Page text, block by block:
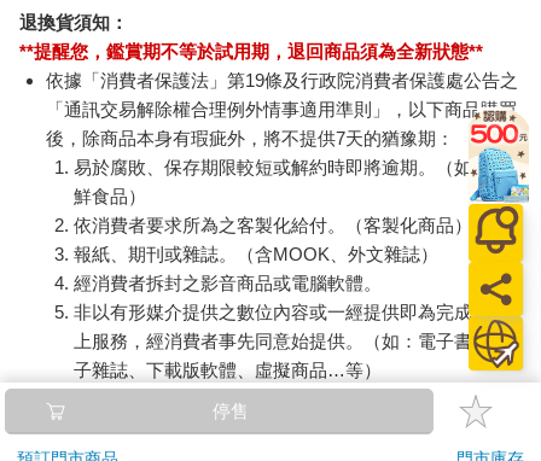
退換貨須知：
**提醒您，鑑賞期不等於試用期，退回商品須為全新狀態**
依據「消費者保護法」第19條及行政院消費者保護處公告之
「通訊交易解除權合理例外情事適用準則」，以下商品購買
後，除商品本身有瑕疵外，將不提供7天的猶豫期：
易於腐敗、保存期限較短或解約時即將逾期。（如：生
鮮食品）
依消費者要求所為之客製化給付。（客製化商品）
報紙、期刊或雜誌。（含MOOK、外文雜誌）
經消費者拆封之影音商品或電腦軟體。
非以有形媒介提供之數位內容或一經提供即為完成之線
上服務，經消費者事先同意始提供。（如：電子書、電
子雜誌、下載版軟體、虛擬商品…等）
已拆封之個人衛生用品。（如：內衣褲、刮鬍刀、除毛
停售